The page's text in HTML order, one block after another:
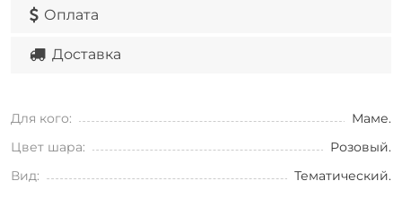
Оплата
Доставка
Для кого:
Маме.
Цвет шара:
Розовый.
Вид:
Тематический.